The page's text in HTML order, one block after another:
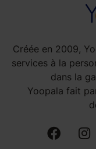
Créée en 2009,
services à la
dans la
Yoopala fait